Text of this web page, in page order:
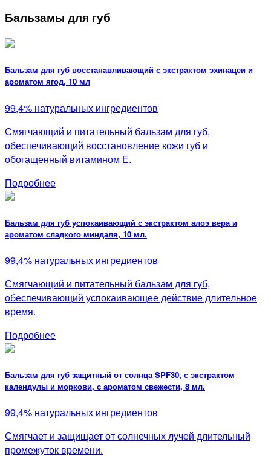
Бальзамы для губ
Бальзам для губ восстанавливающий с экстрактом эхинацеи и
ароматом ягод, 10 мл
99,4% натуральных ингредиентов
Смягчающий и питательный бальзам для губ,
обеспечивающий восстановление кожи губ и
обогащенный витамином Е.
Подробнее
Бальзам для губ успокаивающий с экстрактом алоэ вера и
ароматом сладкого миндаля, 10 мл.
99,4% натуральных ингредиентов
Смягчающий и питательный бальзам для губ,
обеспечивающий успокаивающее действие длительное
время.
Подробнее
Бальзам для губ защитный от солнца SPF30, с экстрактом
календулы и моркови, с ароматом свежести, 8 мл.
99,4% натуральных ингредиентов
Смягчает и защищает от солнечных лучей длительный
промежуток времени.